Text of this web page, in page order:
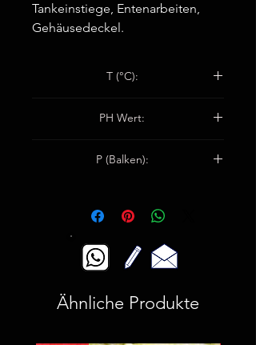
Tankeinstiege, Entenarbeiten,
Gehäusedeckel.
T (°C):
PH Wert:
P (Balken):
Ähnliche Produkte